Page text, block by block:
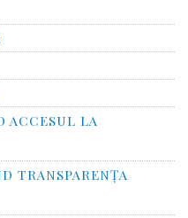
ACCESUL LA
TRANSPARENŢA